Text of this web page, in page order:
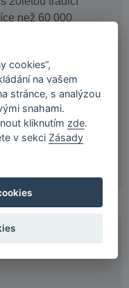
než 60 000
klientů
spotřebitelských
cookies“,
na vašem
stránce, s analýzou
snahami.
kliknutím zde.
v sekci Zásady